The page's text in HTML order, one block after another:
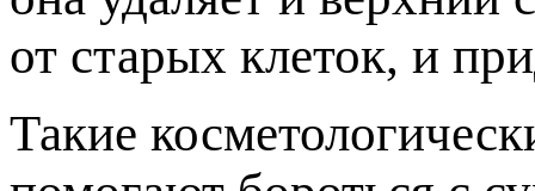
от старых клеток, и
Такие